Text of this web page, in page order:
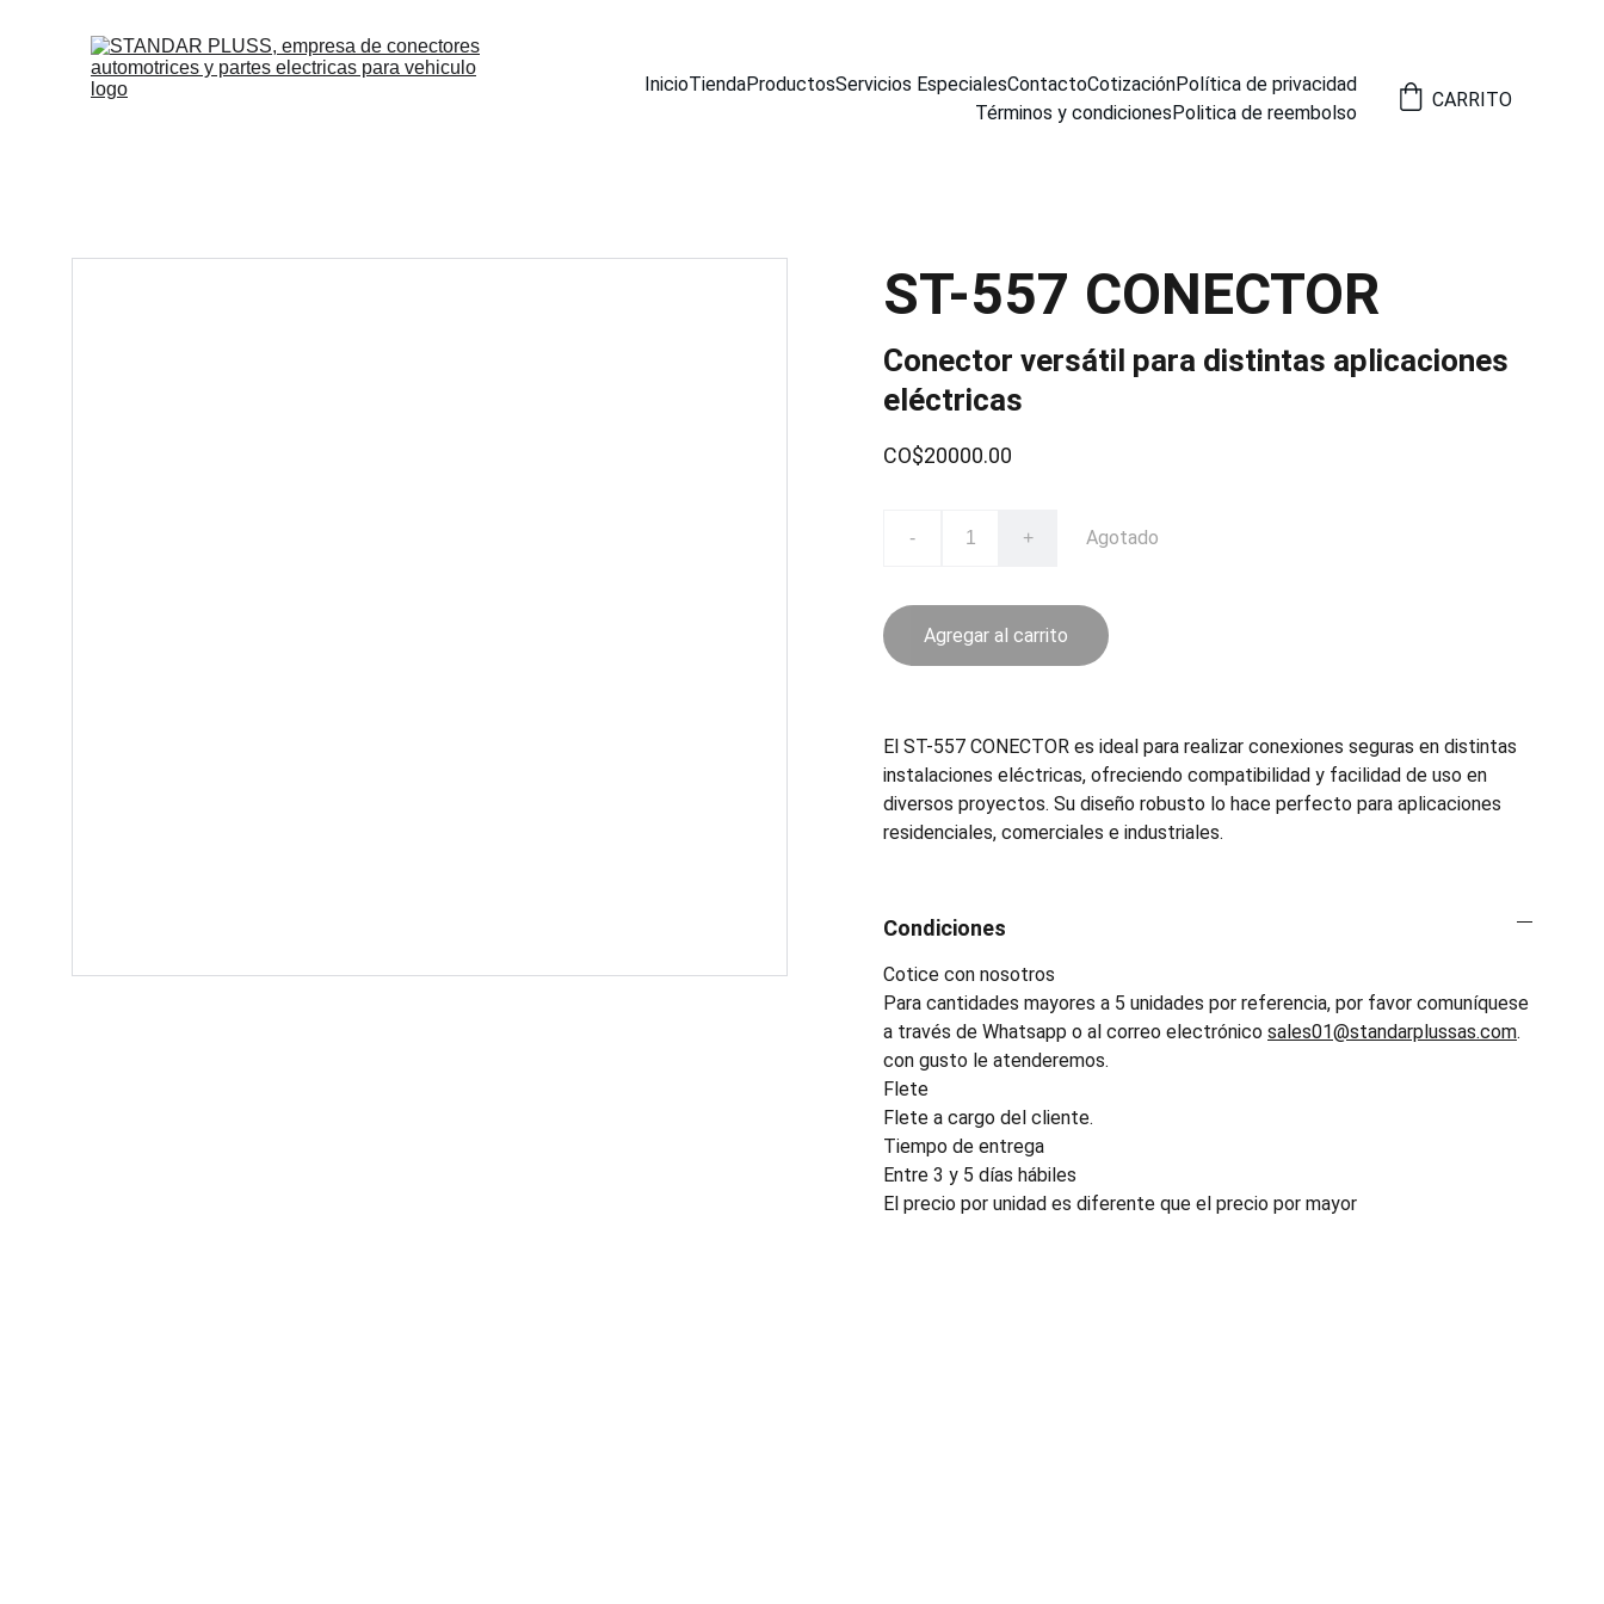
InicioTiendaProductosServicios EspecialesContactoCotizaciónPolítica de privacidad
Términos y condicionesPolitica de reembolso
CARRITO
ST-557 CONECTOR
Conector versátil para distintas aplicaciones
eléctricas
CO$20000.00
- + Agotado
Agregar al carrito
El ST-557 CONECTOR es ideal para realizar conexiones seguras en distintas
instalaciones eléctricas, ofreciendo compatibilidad y facilidad de uso en
diversos proyectos. Su diseño robusto lo hace perfecto para aplicaciones
residenciales, comerciales e industriales.
Condiciones
Cotice con nosotros
Para cantidades mayores a 5 unidades por referencia, por favor comuníquese
a través de Whatsapp o al correo electrónico sales01@standarplussas.com.
con gusto le atenderemos.
Flete
Flete a cargo del cliente.
Tiempo de entrega
Entre 3 y 5 días hábiles
El precio por unidad es diferente que el precio por mayor